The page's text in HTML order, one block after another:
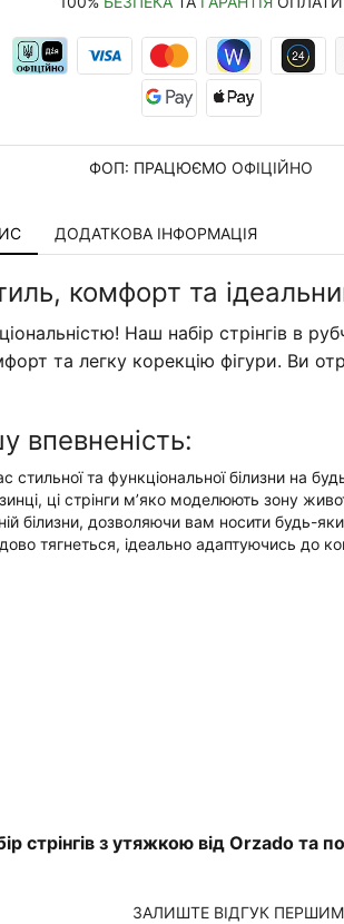
ФОП: ПРАЦЮЄМООФІЦІЙНО
ДОДАТКОВА ІНФОРМАЦІЯ
комфорт та
Наш набір стрінгів в
та легку корекцію фігури. Ви
впевненість:
та функціональної білизни на
ці стрінги м’яко моделюють зону
білизни, дозволяючи вам носити будь-
тягнеться, ідеально адаптуючись до
стрінгів з утяжкою від Orzado та
ЗАЛИШТЕ ВІДГУК ПЕРШИМ